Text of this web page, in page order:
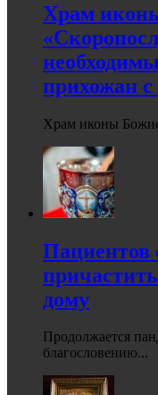
Храм
прихожан
Храм иконы
Пациентов
дому
Продолжается
благословению...